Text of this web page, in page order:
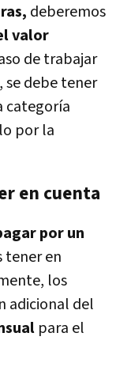
deberemos
valor
de trabajar
se debe tener
categoría
por la
en cuenta
por un
tener en
los
adicional del
para el